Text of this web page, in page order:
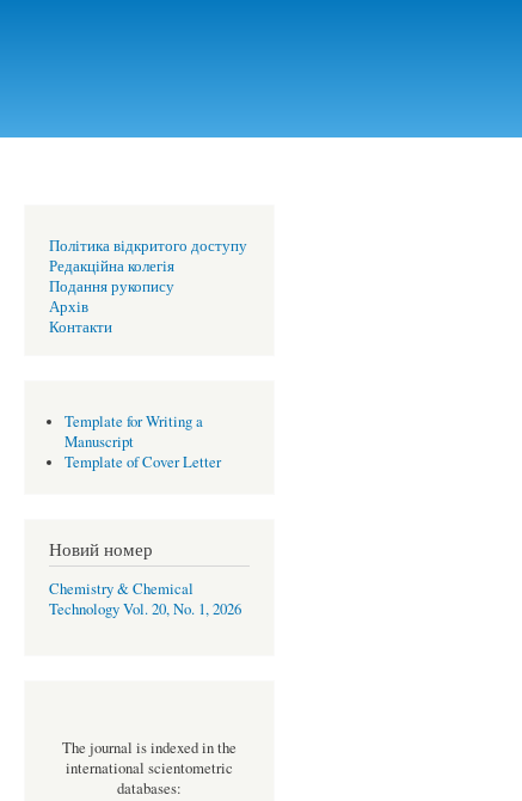
Політика відкритого доступу
Редакційна колегія
Подання рукопису
Архів
Контакти
Template for Writing a
Manuscript
Template of Cover Letter
Новий номер
Chemistry & Chemical
Technology Vol. 20, No. 1, 2026
The journal is indexed in the
international scientometric
databases: